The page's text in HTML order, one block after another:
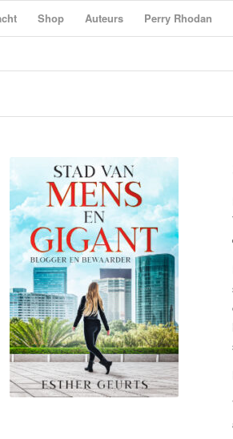
Shop Auteurs Perry Rhodan